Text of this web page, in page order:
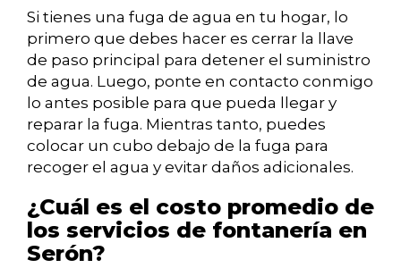
Si tienes una fuga de agua en tu hogar, lo
primero que debes hacer es cerrar la llave
de paso principal para detener el suministro
de agua. Luego, ponte en contacto conmigo
lo antes posible para que pueda llegar y
reparar la fuga. Mientras tanto, puedes
colocar un cubo debajo de la fuga para
recoger el agua y evitar daños adicionales.
¿Cuál es el costo promedio de
los servicios de fontanería en
Serón?